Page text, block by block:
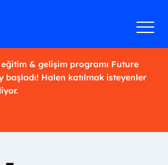
eğitim & gelişim programı Future
başladı! Halen katılmak isteyenler